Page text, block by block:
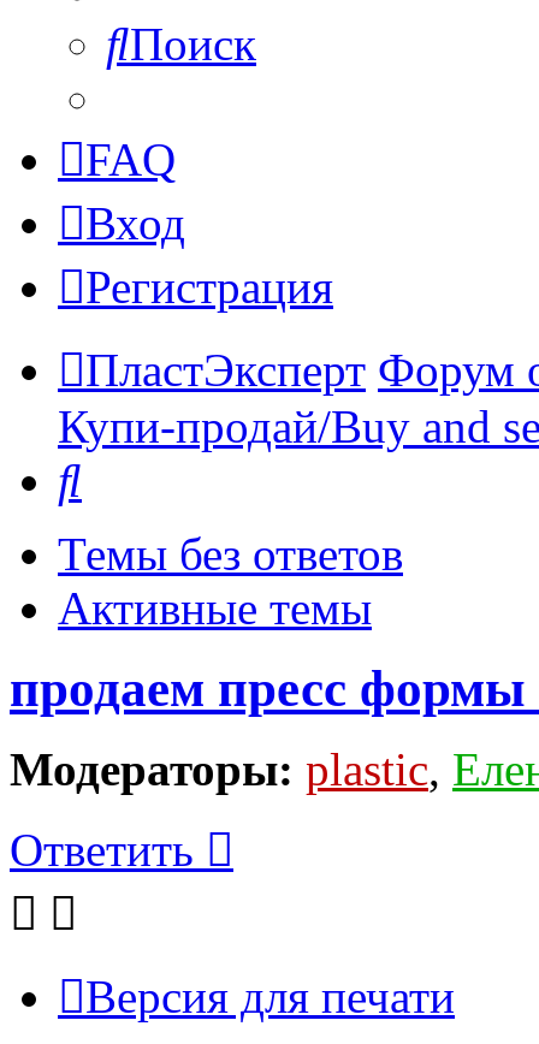
Поиск
FAQ
Вход
Регистрация
ПластЭксперт Форум
Купи-продай/Buy and
Темы без ответов
Активные темы
продаем пресс формы
Модераторы: plastic,
Ответить
Версия для печати